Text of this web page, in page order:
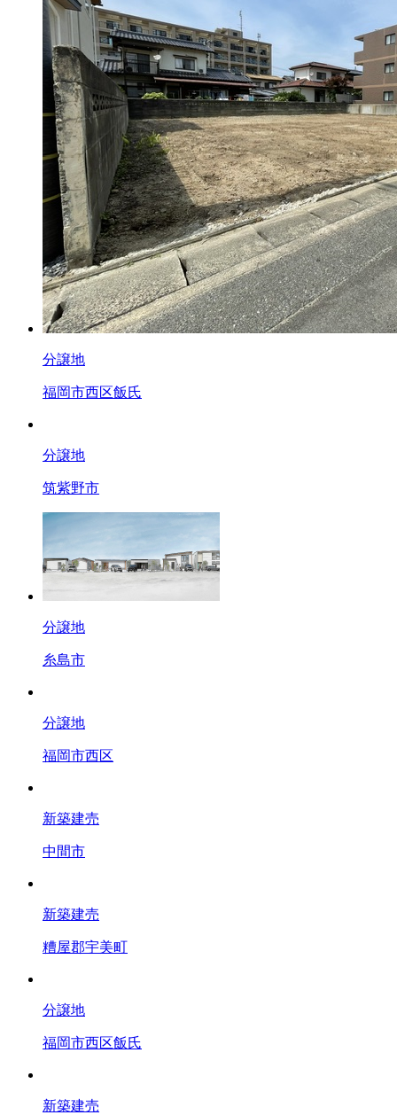
分譲地
福岡市西区飯氏
分譲地
筑紫野市
分譲地
糸島市
分譲地
福岡市西区
新築建売
中間市
新築建売
糟屋郡宇美町
分譲地
福岡市西区飯氏
新築建売